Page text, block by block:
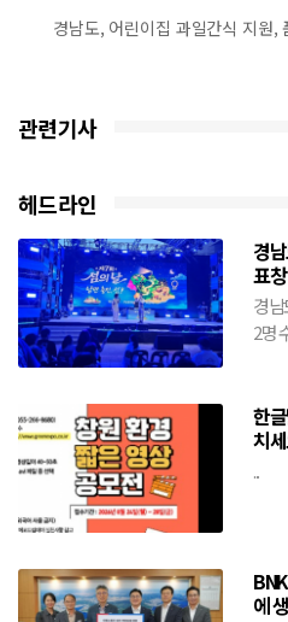
경남도, 어린이집 과일간식 지원,
관련기사
헤드라인
경
표
경
2명
한
치
...
에